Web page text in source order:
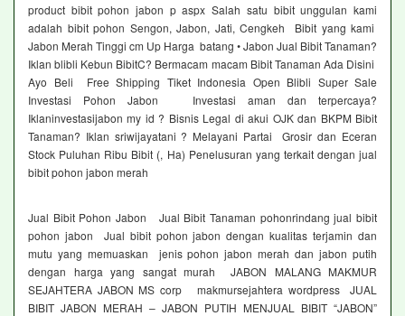
product bibit pohon jabon p aspx Salah satu bibit unggulan kami
adalah bibit pohon Sengon, Jabon, Jati, Cengkeh Bibit yang kami
Jabon Merah Tinggi cm Up Harga batang • Jabon Jual Bibit Tanaman?
Iklan blibli Kebun BibitC? Bermacam macam Bibit Tanaman Ada Disini
Ayo Beli Free Shipping Tiket Indonesia Open Blibli Super Sale
Investasi Pohon Jabon Investasi aman dan terpercaya?
Iklaninvestasijabon my id ? Bisnis Legal di akui OJK dan BKPM Bibit
Tanaman? Iklan sriwijayatani ? Melayani Partai Grosir dan Eceran
Stock Puluhan Ribu Bibit (, Ha) Penelusuran yang terkait dengan jual
bibit pohon jabon merah
Jual Bibit Pohon Jabon Jual Bibit Tanaman pohonrindang jual bibit
pohon jabon Jual bibit pohon jabon dengan kualitas terjamin dan
mutu yang memuaskan jenis pohon jabon merah dan jabon putih
dengan harga yang sangat murah JABON MALANG MAKMUR
SEJAHTERA JABON MS corp makmursejahtera wordpress JUAL
BIBIT JABON MERAH – JABON PUTIH MENJUAL BIBIT “JABON”